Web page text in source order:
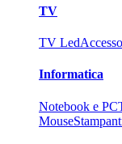
TV
TV Led
Informatica
Notebook e PC
Mouse